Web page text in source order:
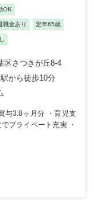
OK
職金あり 定年65歳
区さつきが丘8-4
から徒歩10分
与3.8ヶ月分 ・育児支
プライベート充実 ・